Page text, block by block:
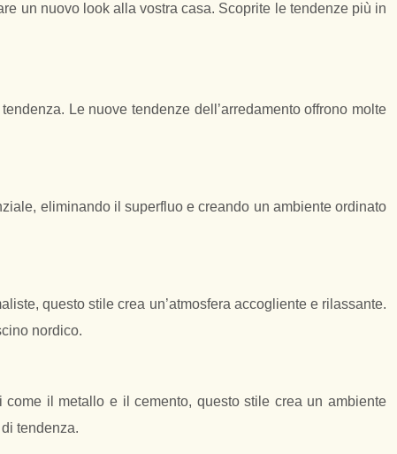
un nuovo look alla vostra casa. Scoprite le tendenze più in
Le nuove tendenze dell’arredamento offrono molte
eliminando il superfluo e creando un ambiente ordinato
questo stile crea un’atmosfera accogliente e rilassante.
nordico.
il metallo e il cemento, questo stile crea un ambiente
tendenza.